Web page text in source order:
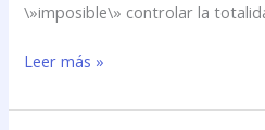
\»imposible\» controlar la
Leer más »